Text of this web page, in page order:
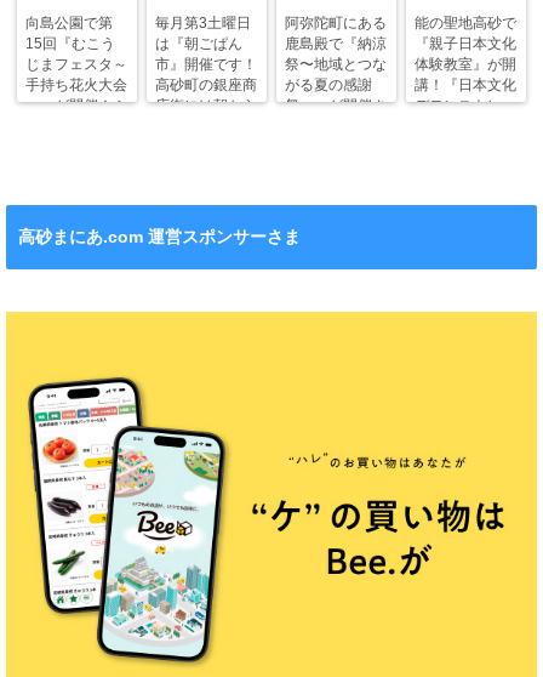
向島公園で第
15回『むこう
じまフェスタ～
手持ち花火大会
～』が開催！ふ
毎月第3土曜日
は『朝ごぱん
市』開催です！
高砂町の銀座商
店街には朝から
阿弥陀町にある
鹿島殿で『納涼
祭〜地域とつな
がる夏の感謝
祭〜』が開催さ
能の聖地高砂で
『親子日本文化
体験教室』が開
講！『日本文化
デモンストレー
高砂まにあ.com 運営スポンサーさま